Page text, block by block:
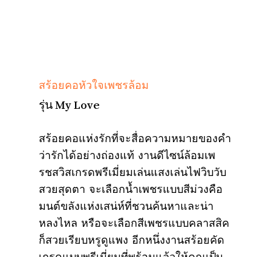
สร้อยคอหัวใจเพชรล้อม
รุ่น My Love
สร้อยคอแห่งรักที่จะสื่อความหมายของคำ
ว่ารักได้อย่างถ่องแท้ งานดีไซน์ล้อมเพ
รชสวิสเกรดพรีเมี่ยมเล่นแสงเล่นไฟวิบวับ
สวยสุดตา จะเลือกน้ำเพชรแบบสีม่วงคือ
มนต์ขลังแห่งเสน่ห์ที่ชวนค้นหาและน่า
หลงไหล หรือจะเลือกสีเพชรแบบคลาสสิค
ก็สวยเรียบหรูดูแพง อีกหนึ่งงานสร้อยคัด